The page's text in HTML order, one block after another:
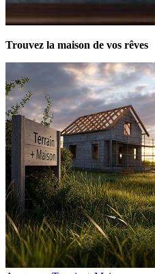
Trouvez la maison de vos rêves